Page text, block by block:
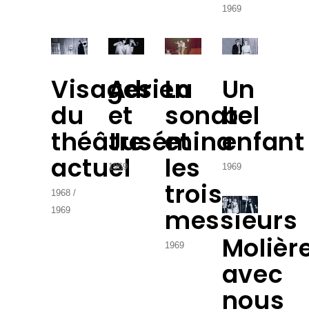
1969
Visages
du
théâtre
actuel
1968
1969
Adrien
et
Jusémina
1969
La
sonate
et
les
trois
messieurs
1969
Un
bel
enfant
1969
avec
nous